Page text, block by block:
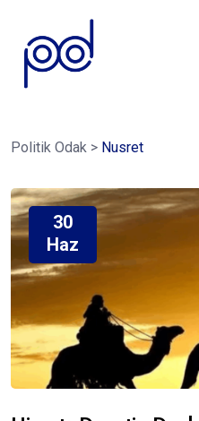
Politik Odak > Nusret
30
Haz